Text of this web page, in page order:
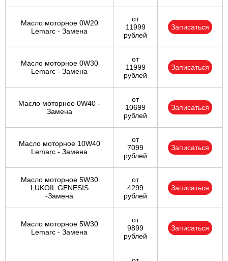
Масло моторное 0W20
Lemarc - Замена
от
11999
рублей
Записаться
Масло моторное 0W30
Lemarc - Замена
от
11999
рублей
Записаться
Масло моторное 0W40 -
Замена
от
10699
рублей
Записаться
Масло моторное 10W40
Lemarc - Замена
от
7099
рублей
Записаться
Масло моторное 5W30
LUKOIL GENESIS
-Замена
от
4299
рублей
Записаться
Масло моторное 5W30
Lemarc - Замена
от
9899
рублей
Записаться